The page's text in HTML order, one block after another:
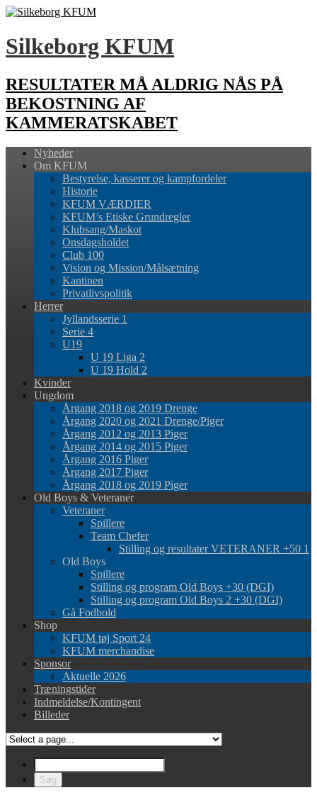
Silkeborg KFUM
RESULTATER MÅ ALDRIG NÅS PÅ
BEKOSTNING AF
KAMMERATSKABET
Nyheder
Om KFUM
Bestyrelse, kasserer og kampfordeler
Historie
KFUM VÆRDIER
KFUM’s Etiske Grundregler
Klubsang/Maskot
Onsdagsholdet
Club 100
Vision og Mission/Målsætning
Kantinen
Privatlivspolitik
Herrer
Jyllandsserie 1
Serie 4
U19
U 19 Liga 2
U 19 Hold 2
Kvinder
Ungdom
Årgang 2018 og 2019 Drenge
Årgang 2020 og 2021 Drenge/Piger
Årgang 2012 og 2013 Piger
Årgang 2014 og 2015 Piger
Årgang 2016 Piger
Årgang 2017 Piger
Årgang 2018 og 2019 Piger
Old Boys & Veteraner
Veteraner
Spillere
Team Chefer
Stilling og resultater VETERANER +50 1
Old Boys
Spillere
Stilling og program Old Boys +30 (DGI)
Stilling og program Old Boys 2 +30 (DGI)
Gå Fodbold
Shop
KFUM tøj Sport 24
KFUM merchandise
Sponsor
Aktuelle 2026
Træningstider
Indmeldelse/Kontingent
Billeder